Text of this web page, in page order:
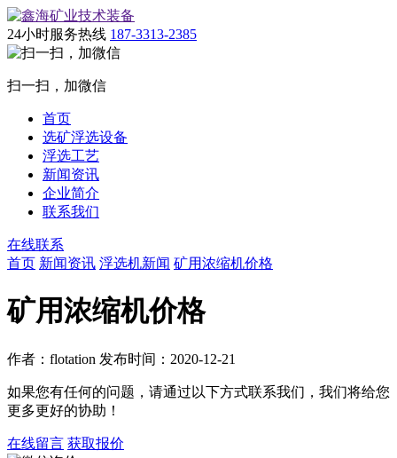
24小时服务热线 187-3313-2385
扫一扫，加微信
首页
选矿浮选设备
浮选工艺
新闻资讯
企业简介
联系我们
在线联系
首页 新闻资讯 浮选机新闻 矿用浓缩机价格
矿用浓缩机价格
作者：flotation 发布时间：2020-12-21
如果您有任何的问题，请通过以下方式联系我们，我们将给您
更多更好的协助！
在线留言 获取报价